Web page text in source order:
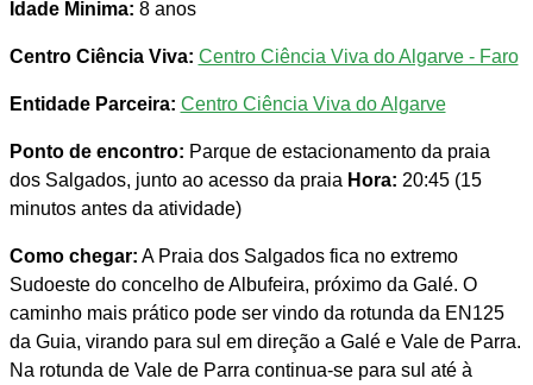
Idade Minima: 8 anos
Centro Ciência Viva: Centro Ciência Viva do Algarve - Faro
Entidade Parceira: Centro Ciência Viva do Algarve
Ponto de encontro: Parque de estacionamento da praia
dos Salgados, junto ao acesso da praia Hora: 20:45 (15
minutos antes da atividade)
Como chegar: A Praia dos Salgados fica no extremo
Sudoeste do concelho de Albufeira, próximo da Galé. O
caminho mais prático pode ser vindo da rotunda da EN125
da Guia, virando para sul em direção a Galé e Vale de Parra.
Na rotunda de Vale de Parra continua-se para sul até à